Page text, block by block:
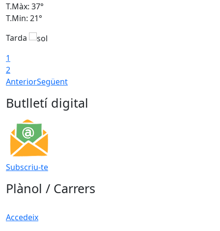
T.Màx: 37°
T.Min: 21°
Tarda
1
2
AnteriorSegüent
Butlletí digital
Subscriu-te
Plànol / Carrers
Accedeix